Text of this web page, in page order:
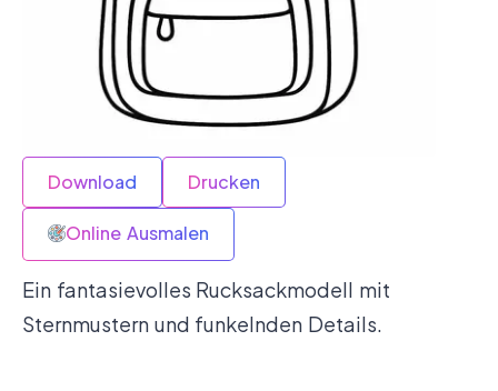
Download Drucken
Online Ausmalen
Ein fantasievolles Rucksackmodell mit
Sternmustern und funkelnden Details.